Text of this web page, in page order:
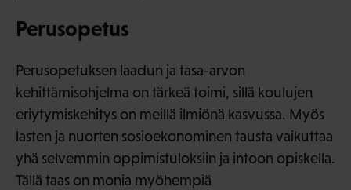
Perusopetus
Perusopetuksen laadun ja tasa-arvon
kehittämisohjelma on tärkeä toimi, sillä koulujen
eriytymiskehitys on meillä ilmiönä kasvussa. Myös
lasten ja nuorten sosioekonominen tausta vaikuttaa
yhä selvemmin oppimistuloksiin ja intoon opiskella.
Tällä taas on monia myöhempiä